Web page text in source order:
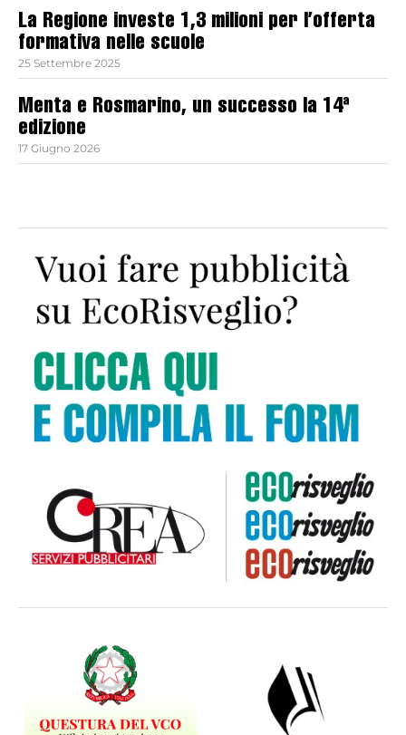
La Regione investe 1,3 milioni per l’offerta
formativa nelle scuole
25 Settembre 2025
Menta e Rosmarino, un successo la 14ª
edizione
17 Giugno 2026